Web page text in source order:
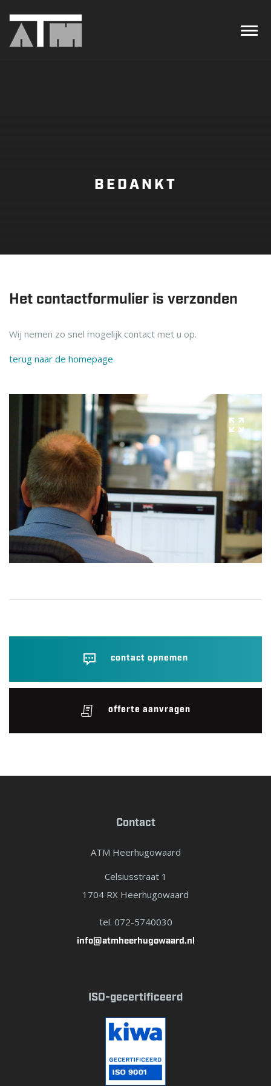
BEDANKT
Het contactformulier is verzonden
Wij nemen zo snel mogelijk contact met u op.
terug naar de homepage
contact opnemen
offerte aanvragen
Contact
ATM Heerhugowaard
Celsiusstraat 1
1704 RX Heerhugowaard
tel. 072-5740030
info@atmheerhugowaard.nl
ISO-gecertificeerd